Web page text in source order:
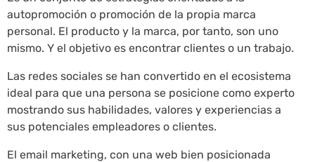
autopromoción o promoción de la propia marca
personal. El producto y la marca, por tanto, son uno
mismo. Y el objetivo es encontrar clientes o un trabajo.
Las redes sociales se han convertido en el ecosistema
ideal para que una persona se posicione como experto
mostrando sus habilidades, valores y experiencias a
sus potenciales empleadores o clientes.
El email marketing, con una web bien posicionada